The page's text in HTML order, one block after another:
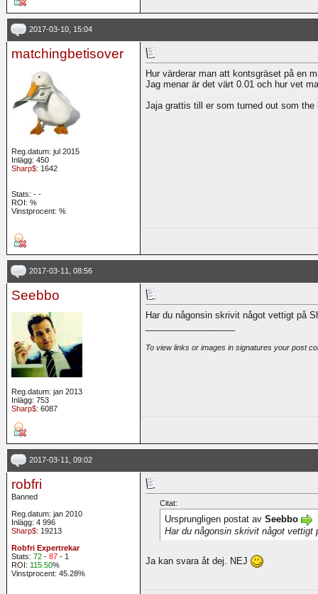
2017-03-10, 15:04
matchingbetisover
Reg.datum: jul 2015
Inlägg: 450
Sharp$: 1642
Stats: - -
ROI: %
Vinstprocent: %
Hur värderar man att kontsgräset på en
Jag menar är det värt 0.01 och hur vet
Jaja grattis till er som turned out som the
2017-03-11, 08:56
Seebbo
Reg.datum: jan 2013
Inlägg: 753
Sharp$: 6087
Har du någonsin skrivit något vettigt på
To view links or images in signatures your post
2017-03-11, 09:02
robfri
Banned
Reg.datum: jan 2010
Inlägg: 4 996
Sharp$: 19213
Robfri Expertrekar
Stats: 72 - 87 - 1
ROI: 115.50%
Vinstprocent: 45.28%
Citat:
Ursprungligen postat av Seebbo
Har du någonsin skrivit något vettigt
Ja kan svara åt dej. NEJ